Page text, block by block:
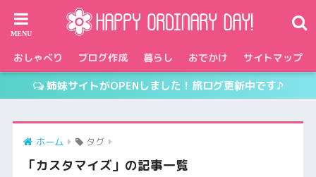
おしゃべり ブログ作成 暮らし おでかけ サイトマップ
姉妹サイトがOPENしました！旅ログ更新中です♪
ホーム タグ
「カスタマイズ」の記事一覧